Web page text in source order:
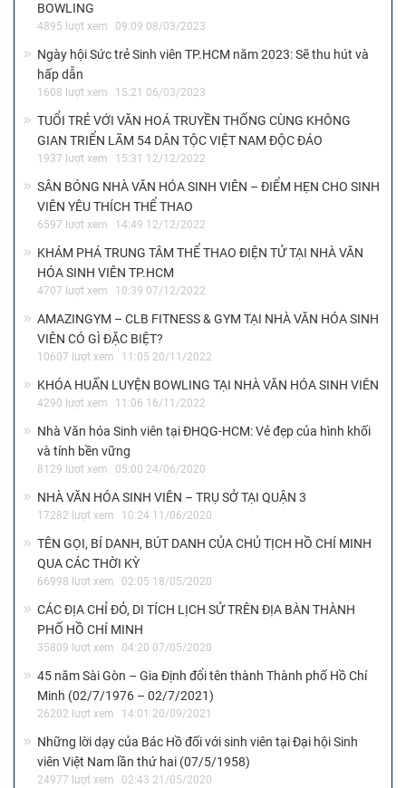
BOWLING
4895 lượt xem 09:09 08/03/2023
Ngày hội Sức trẻ Sinh viên TP.HCM năm 2023: Sẽ thu hút và
hấp dẫn
1608 lượt xem 15:21 06/03/2023
TUỔI TRẺ VỚI VĂN HOÁ TRUYỀN THỐNG CÙNG KHÔNG
GIAN TRIỂN LÃM 54 DÂN TỘC VIỆT NAM ĐỘC ĐÁO
1937 lượt xem 15:31 12/12/2022
SÂN BÓNG NHÀ VĂN HÓA SINH VIÊN – ĐIỂM HẸN CHO SINH
VIÊN YÊU THÍCH THỂ THAO
6597 lượt xem 14:49 12/12/2022
KHÁM PHÁ TRUNG TÂM THỂ THAO ĐIỆN TỬ TẠI NHÀ VĂN
HÓA SINH VIÊN TP.HCM
4707 lượt xem 10:39 07/12/2022
AMAZINGYM – CLB FITNESS & GYM TẠI NHÀ VĂN HÓA SINH
VIÊN CÓ GÌ ĐẶC BIỆT?
10607 lượt xem 11:05 20/11/2022
KHÓA HUẤN LUYỆN BOWLING TẠI NHÀ VĂN HÓA SINH VIÊN
4290 lượt xem 11:06 16/11/2022
Nhà Văn hóa Sinh viên tại ĐHQG-HCM: Vẻ đẹp của hình khối
và tính bền vững
8129 lượt xem 05:00 24/06/2020
NHÀ VĂN HÓA SINH VIÊN – TRỤ SỞ TẠI QUẬN 3
17282 lượt xem 10:24 11/06/2020
TÊN GỌI, BÍ DANH, BÚT DANH CỦA CHỦ TỊCH HỒ CHÍ MINH
QUA CÁC THỜI KỲ
66998 lượt xem 02:05 18/05/2020
CÁC ĐỊA CHỈ ĐỎ, DI TÍCH LỊCH SỬ TRÊN ĐỊA BÀN THÀNH
PHỐ HỒ CHÍ MINH
35809 lượt xem 04:20 07/05/2020
45 năm Sài Gòn – Gia Định đổi tên thành Thành phố Hồ Chí
Minh (02/7/1976 – 02/7/2021)
26202 lượt xem 14:01 20/09/2021
Những lời dạy của Bác Hồ đối với sinh viên tại Đại hội Sinh
viên Việt Nam lần thứ hai (07/5/1958)
24977 lượt xem 02:43 21/05/2020